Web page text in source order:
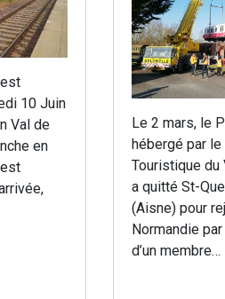
10 Juin
Val de
en
Le 2 mars, le
hébergé par le
Touristique du
a quitté St-
(Aisne) pour
Normandie
d’un membre…